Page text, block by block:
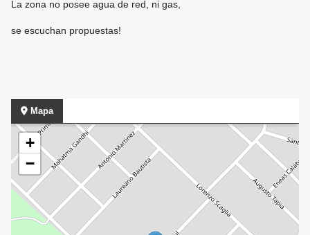
La zona no posee agua de red, ni gas,
se escuchan propuestas!
Mapa
+
−